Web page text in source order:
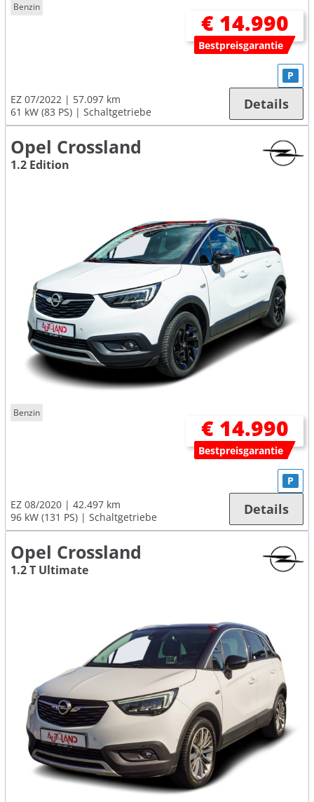
Benzin
€ 14.990
Bestpreisgarantie
EZ 07/2022
57.097 km
61 kW (83 PS)
Schaltgetriebe
P
Details
Opel Crossland
1.2 Edition
Benzin
€ 14.990
Bestpreisgarantie
EZ 08/2020
42.497 km
96 kW (131 PS)
Schaltgetriebe
P
Details
Opel Crossland
1.2 T Ultimate